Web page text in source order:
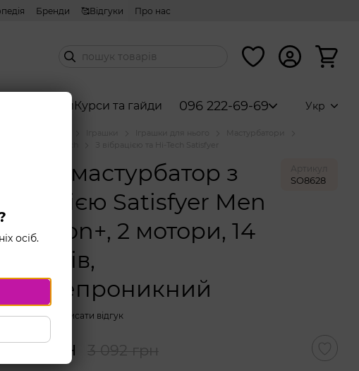
Бренди 🥰Відгуки Про нас
набориКурси та гайди 096 222-69-69 Укр
Іграшки для нього
Мастурбатори
З вібрацією та Hi-Tech Satisfyer
Смарт-мастурбатор з
вібрацією Satisfyer Men
2 мотори, 14
режимів,
Артикул
SO8628
Написати відгук
319 грн 3 092 грн
осіб.